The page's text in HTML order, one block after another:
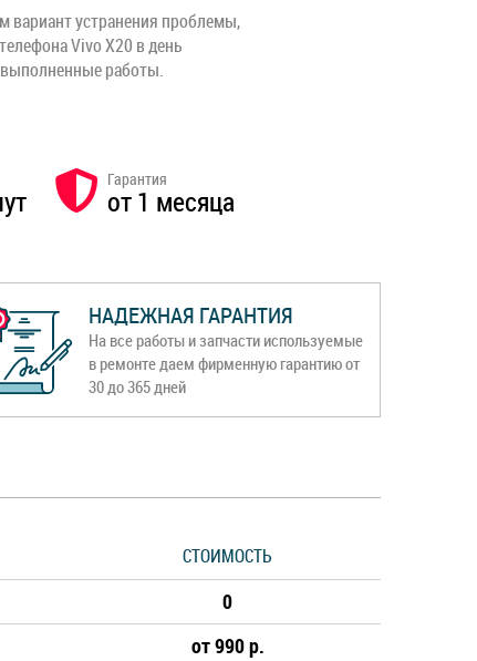
вариант устранения проблемы,
Vivo X20 в день
работы.
Гарантия
от 1 месяца
НАДЕЖНАЯ ГАРАНТИЯ
На все работы и запчасти используемые
в ремонте даем фирменную гарантию от
30 до 365 дней
СТОИМОСТЬ
0
от 990 р.